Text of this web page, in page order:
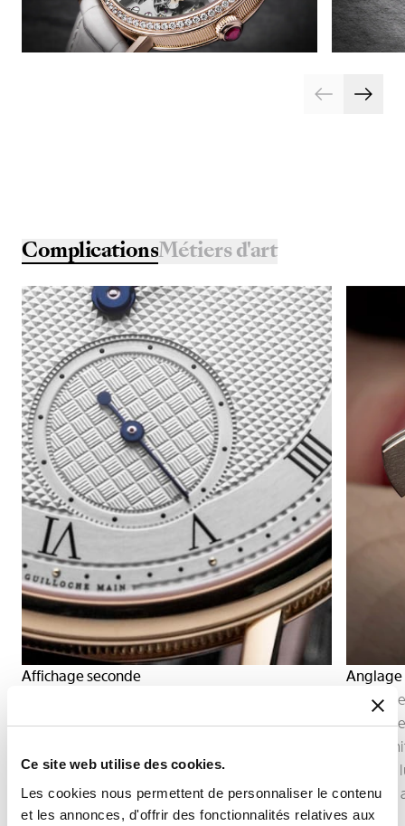
Ce site web utilise des cookies.
Les cookies nous permettent de personnaliser le contenu
et les annonces, d'offrir des fonctionnalités relatives aux
ComplicationsMétiers d'art
Affichage seconde
précision l’écoulement du temps.
prendre la forme d’une seconde centrale ou
d’une petite seconde décentrée, intégrée à
l’architecture du cadran.
Anglage
arêtes
Cette
capte
apporté